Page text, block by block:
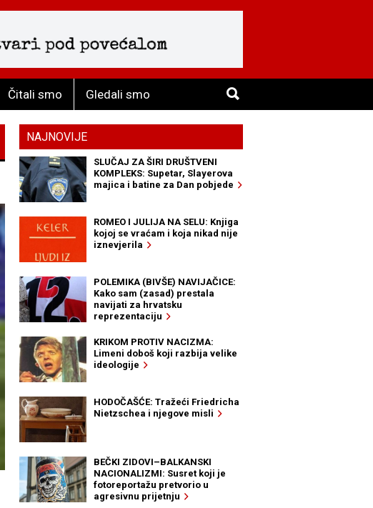
Čitali smo Gledali smo
NAJNOVIJE
SLUČAJ ZA ŠIRI DRUŠTVENI
KOMPLEKS: Supetar, Slayerova
majica i batine za Dan pobjede
ROMEO I JULIJA NA SELU: Knjiga
kojoj se vraćam i koja nikad nije
iznevjerila
POLEMIKA (BIVŠE) NAVIJAČICE:
Kako sam (zasad) prestala
navijati za hrvatsku
reprezentaciju
KRIKOM PROTIV NACIZMA:
Limeni doboš koji razbija velike
ideologije
HODOČAŠĆE: Tražeći Friedricha
Nietzschea i njegove misli
BEČKI ZIDOVI–BALKANSKI
NACIONALIZMI: Susret koji je
fotoreportažu pretvorio u
agresivnu prijetnju